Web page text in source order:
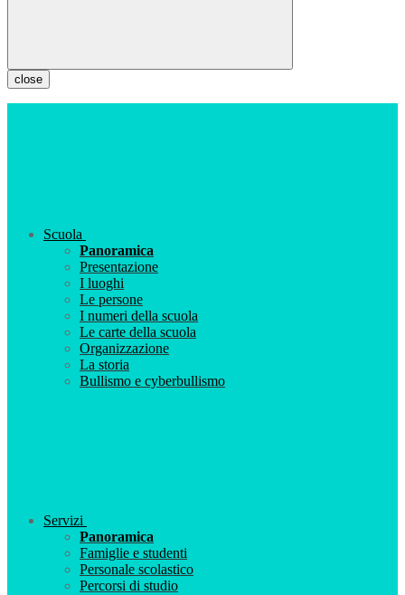
close
Scuola
Panoramica
Presentazione
I luoghi
Le persone
I numeri della scuola
Le carte della scuola
Organizzazione
La storia
Bullismo e cyberbullismo
Servizi
Panoramica
Famiglie e studenti
Personale scolastico
Percorsi di studio